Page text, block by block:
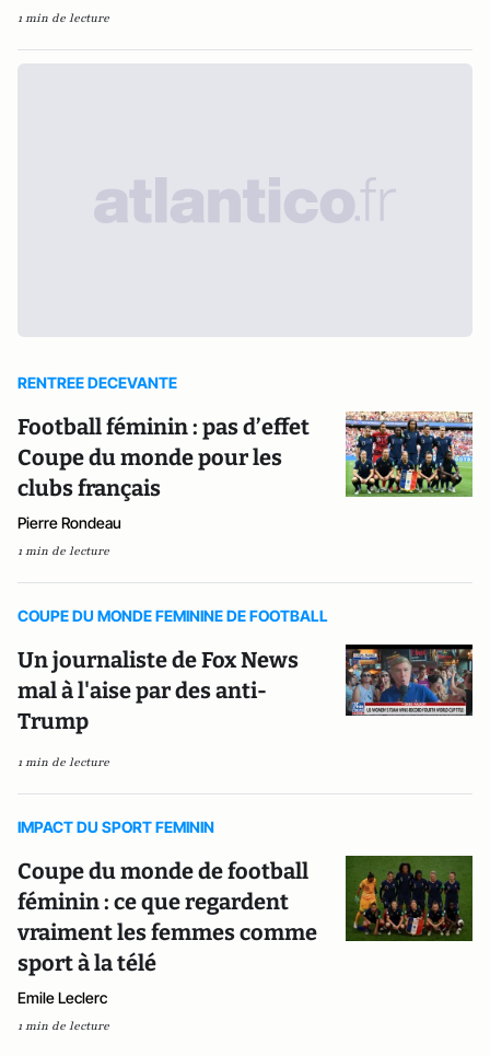
1 min de lecture
RENTREE DECEVANTE
Football féminin : pas d’effet
Coupe du monde pour les
clubs français
Pierre Rondeau
1 min de lecture
COUPE DU MONDE FEMININE DE FOOTBALL
Un journaliste de Fox News
mal à l'aise par des anti-
Trump
1 min de lecture
IMPACT DU SPORT FEMININ
Coupe du monde de football
féminin : ce que regardent
vraiment les femmes comme
sport à la télé
Emile Leclerc
1 min de lecture